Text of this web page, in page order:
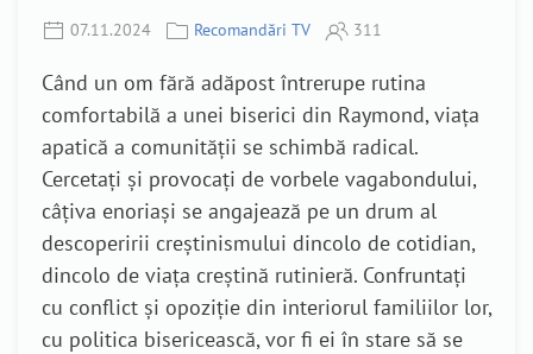
07.11.2024 Recomandări TV 311
Când un om fără adăpost întrerupe rutina
comfortabilă a unei biserici din Raymond, viața
apatică a comunității se schimbă radical.
Cercetați și provocați de vorbele vagabondului,
câțiva enoriași se angajează pe un drum al
descoperirii creștinismului dincolo de cotidian,
dincolo de viața creștină rutinieră. Confruntați
cu conflict și opoziție din interiorul familiilor lor,
cu politica bisericească, vor fi ei în stare să se